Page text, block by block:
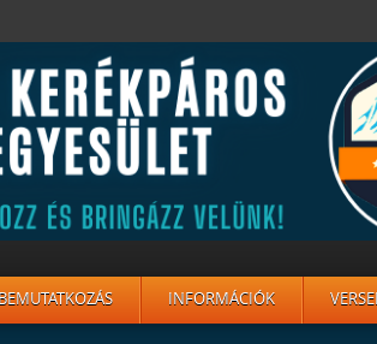
BEMUTATKOZÁS INFORMÁCIÓK